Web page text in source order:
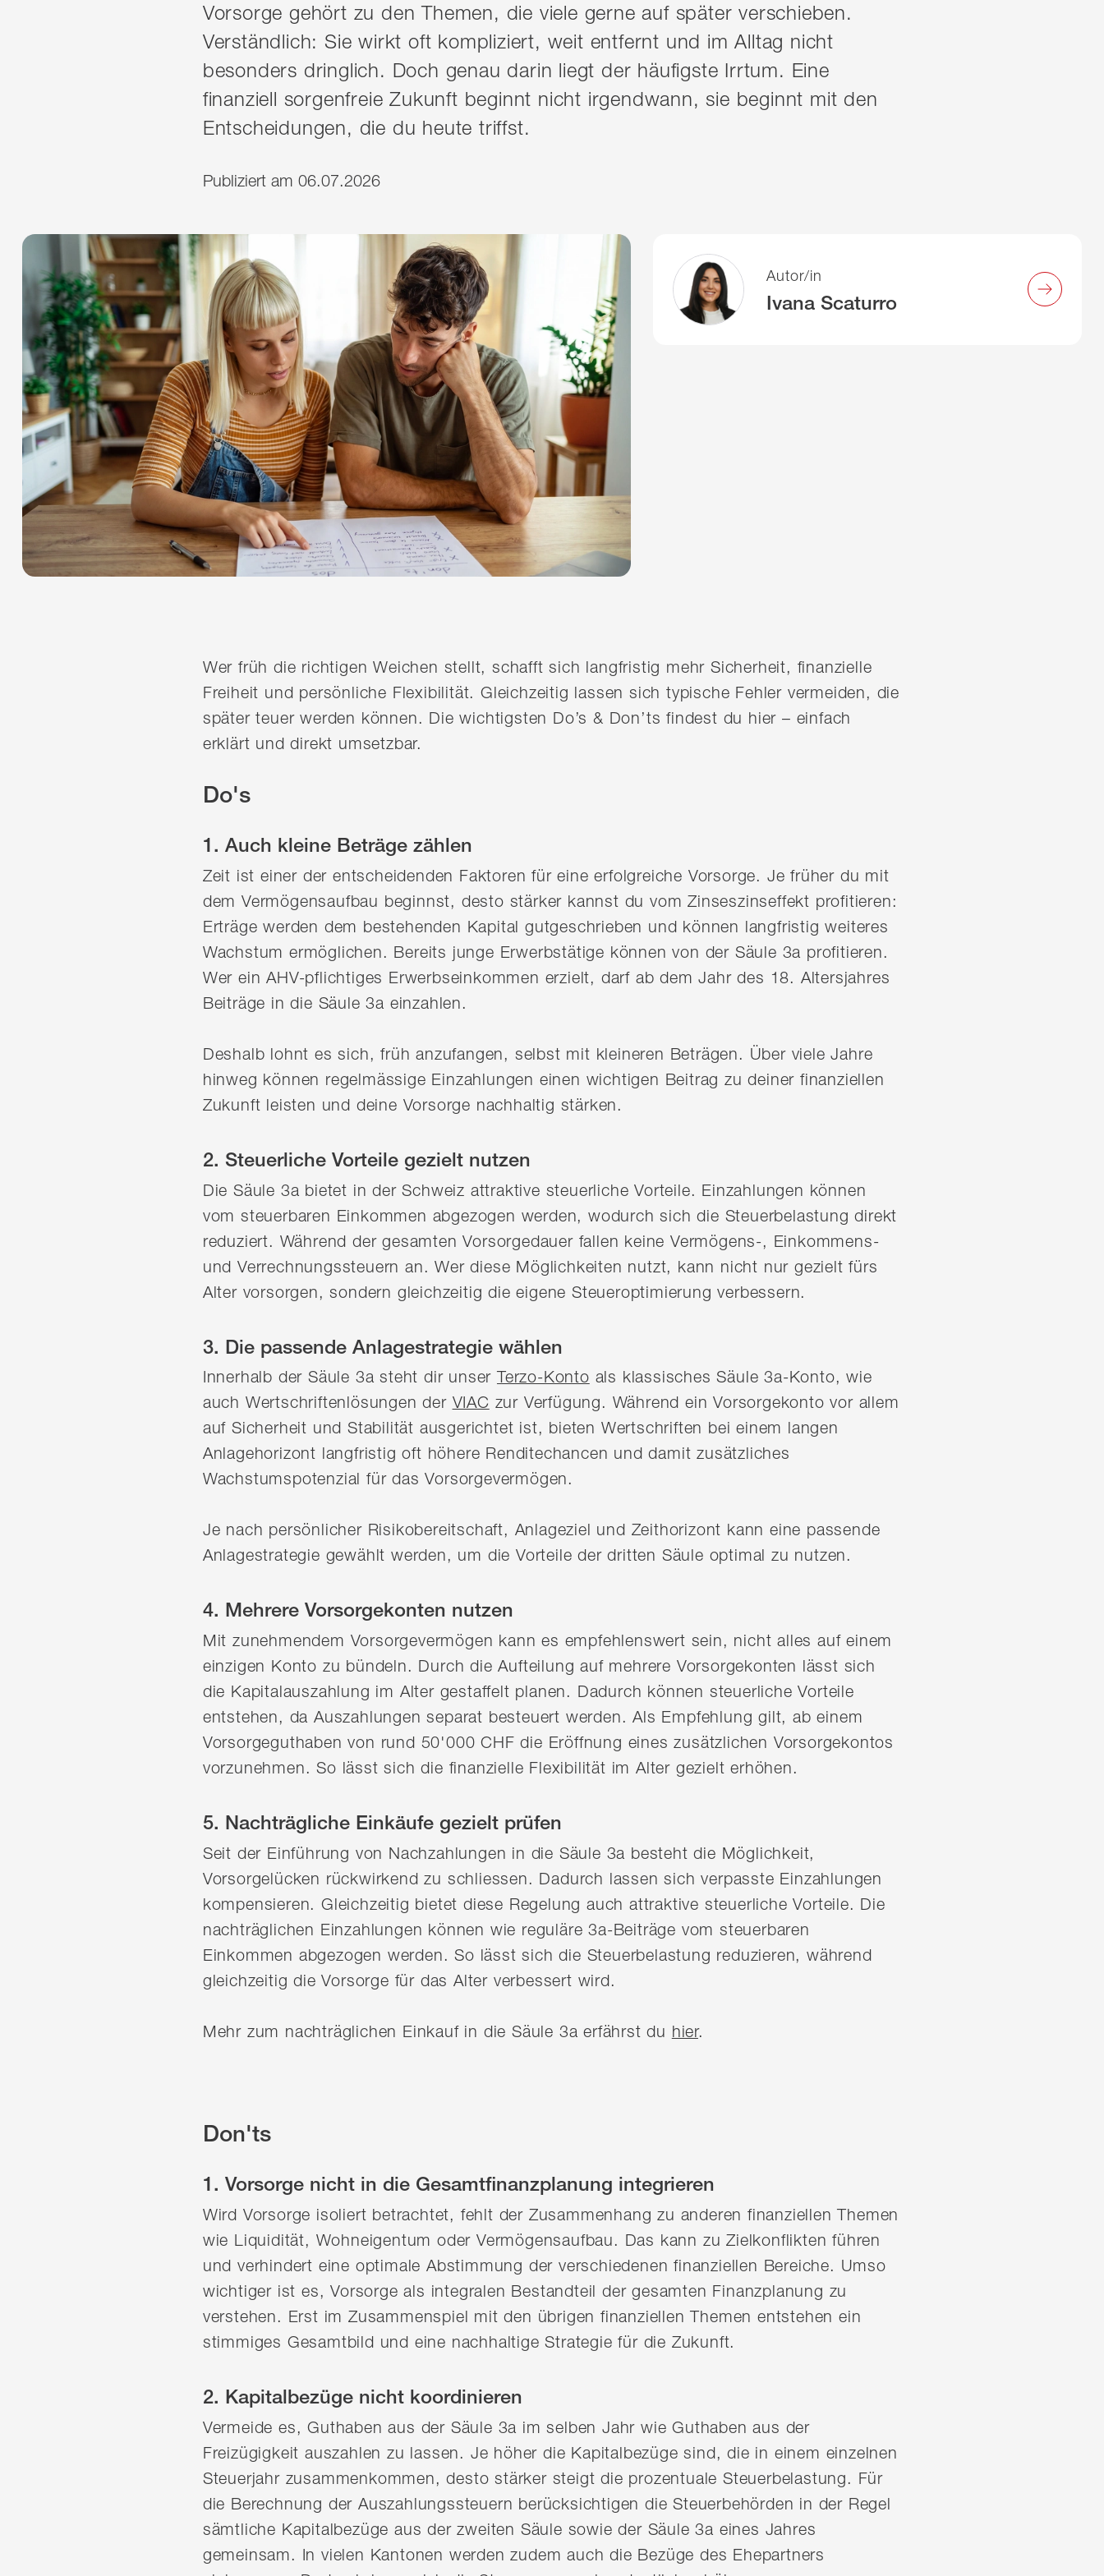
Autor/in
Ivana Scaturro
Publiziert am 06.07.2026
Vorsorge gehört zu den Themen, die viele gerne auf später verschieben.
Verständlich: Sie wirkt oft kompliziert, weit entfernt und im Alltag nicht
besonders dringlich. Doch genau darin liegt der häufigste Irrtum. Eine
finanziell sorgenfreie Zukunft beginnt nicht irgendwann, sie beginnt mit den
Entscheidungen, die du heute triffst.
Wer früh die richtigen Weichen stellt, schafft sich langfristig mehr Sicherheit, finanzielle
Freiheit und persönliche Flexibilität. Gleichzeitig lassen sich typische Fehler vermeiden, die
später teuer werden können. Die wichtigsten Do’s & Don’ts findest du hier – einfach
erklärt und direkt umsetzbar.
Do's
1. Auch kleine Beträge zählen
Zeit ist einer der entscheidenden Faktoren für eine erfolgreiche Vorsorge. Je früher du mit
dem Vermögensaufbau beginnst, desto stärker kannst du vom Zinseszinseffekt profitieren:
Erträge werden dem bestehenden Kapital gutgeschrieben und können langfristig weiteres
Wachstum ermöglichen. Bereits junge Erwerbstätige können von der Säule 3a profitieren.
Wer ein AHV-pflichtiges Erwerbseinkommen erzielt, darf ab dem Jahr des 18. Altersjahres
Beiträge in die Säule 3a einzahlen.
Deshalb lohnt es sich, früh anzufangen, selbst mit kleineren Beträgen. Über viele Jahre
hinweg können regelmässige Einzahlungen einen wichtigen Beitrag zu deiner finanziellen
Zukunft leisten und deine Vorsorge nachhaltig stärken.
2. Steuerliche Vorteile gezielt nutzen
Die Säule 3a bietet in der Schweiz attraktive steuerliche Vorteile. Einzahlungen können
vom steuerbaren Einkommen abgezogen werden, wodurch sich die Steuerbelastung direkt
reduziert. Während der gesamten Vorsorgedauer fallen keine Vermögens-, Einkommens-
und Verrechnungssteuern an. Wer diese Möglichkeiten nutzt, kann nicht nur gezielt fürs
Alter vorsorgen, sondern gleichzeitig die eigene Steueroptimierung verbessern.
3. Die passende Anlagestrategie wählen
Innerhalb der Säule 3a steht dir unser Terzo-Konto als klassisches Säule 3a-Konto, wie
auch Wertschriftenlösungen der VIAC zur Verfügung. Während ein Vorsorgekonto vor allem
auf Sicherheit und Stabilität ausgerichtet ist, bieten Wertschriften bei einem langen
Anlagehorizont langfristig oft höhere Renditechancen und damit zusätzliches
Wachstumspotenzial für das Vorsorgevermögen.
Je nach persönlicher Risikobereitschaft, Anlageziel und Zeithorizont kann eine passende
Anlagestrategie gewählt werden, um die Vorteile der dritten Säule optimal zu nutzen.
4. Mehrere Vorsorgekonten nutzen
Mit zunehmendem Vorsorgevermögen kann es empfehlenswert sein, nicht alles auf einem
einzigen Konto zu bündeln. Durch die Aufteilung auf mehrere Vorsorgekonten lässt sich
die Kapitalauszahlung im Alter gestaffelt planen. Dadurch können steuerliche Vorteile
entstehen, da Auszahlungen separat besteuert werden. Als Empfehlung gilt, ab einem
Vorsorgeguthaben von rund 50'000 CHF die Eröffnung eines zusätzlichen Vorsorgekontos
vorzunehmen. So lässt sich die finanzielle Flexibilität im Alter gezielt erhöhen.
5. Nachträgliche Einkäufe gezielt prüfen
Seit der Einführung von Nachzahlungen in die Säule 3a besteht die Möglichkeit,
Vorsorgelücken rückwirkend zu schliessen. Dadurch lassen sich verpasste Einzahlungen
kompensieren. Gleichzeitig bietet diese Regelung auch attraktive steuerliche Vorteile. Die
nachträglichen Einzahlungen können wie reguläre 3a-Beiträge vom steuerbaren
Einkommen abgezogen werden. So lässt sich die Steuerbelastung reduzieren, während
gleichzeitig die Vorsorge für das Alter verbessert wird.
Mehr zum nachträglichen Einkauf in die Säule 3a erfährst du hier.
Don'ts
1. Vorsorge nicht in die Gesamtfinanzplanung integrieren
Wird Vorsorge isoliert betrachtet, fehlt der Zusammenhang zu anderen finanziellen Themen
wie Liquidität, Wohneigentum oder Vermögensaufbau. Das kann zu Zielkonflikten führen
und verhindert eine optimale Abstimmung der verschiedenen finanziellen Bereiche. Umso
wichtiger ist es, Vorsorge als integralen Bestandteil der gesamten Finanzplanung zu
verstehen. Erst im Zusammenspiel mit den übrigen finanziellen Themen entstehen ein
stimmiges Gesamtbild und eine nachhaltige Strategie für die Zukunft.
2. Kapitalbezüge nicht koordinieren
Vermeide es, Guthaben aus der Säule 3a im selben Jahr wie Guthaben aus der
Freizügigkeit auszahlen zu lassen. Je höher die Kapitalbezüge sind, die in einem einzelnen
Steuerjahr zusammenkommen, desto stärker steigt die prozentuale Steuerbelastung. Für
die Berechnung der Auszahlungssteuern berücksichtigen die Steuerbehörden in der Regel
sämtliche Kapitalbezüge aus der zweiten Säule sowie der Säule 3a eines Jahres
gemeinsam. In vielen Kantonen werden zudem auch die Bezüge des Ehepartners